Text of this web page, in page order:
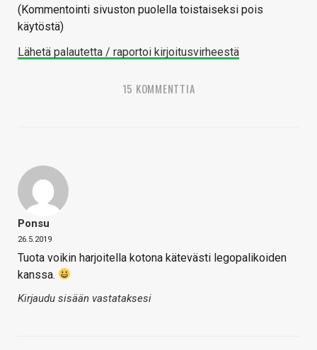
(Kommentointi sivuston puolella toistaiseksi pois
käytöstä)
Lähetä palautetta / raportoi kirjoitusvirheestä
15 KOMMENTTIA
Ponsu
26.5.2019
Tuota voikin harjoitella kotona kätevästi legopalikoiden
kanssa.
Kirjaudu sisään vastataksesi